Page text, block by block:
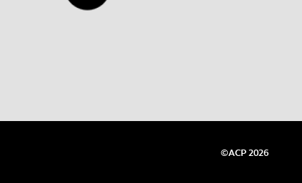
©ACP 2026